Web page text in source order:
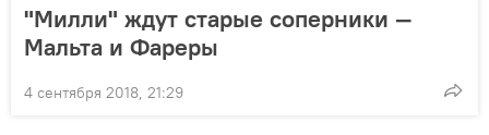
"Милли" ждут старые соперники —
Мальта и Фареры
4 сентября 2018, 21:29